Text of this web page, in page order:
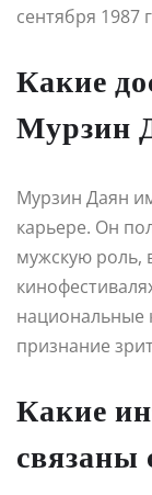
сентября 1987
Какие
Мурзин
Мурзин Даян
карьере. Он
мужскую роль,
национальные
признание
Какие